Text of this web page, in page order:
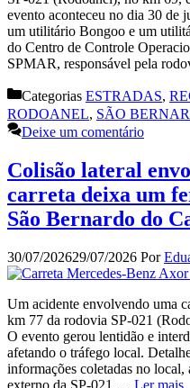
evento aconteceu no dia 30 de
um utilitário Bongoo e um
do Centro de Controle
SPMAR, responsável pela
Categorias ESTRADAS,
RODOANEL, SÃO
Deixe um comentário
Colisão lateral
carreta deixa um
São Bernardo do
30/07/202629/07/2026 Por
Um acidente envolvendo uma
km 77 da rodovia SP-021
O evento gerou lentidão e
afetando o tráfego local.
informações coletadas no local,
externo da SP-021 … Ler mais